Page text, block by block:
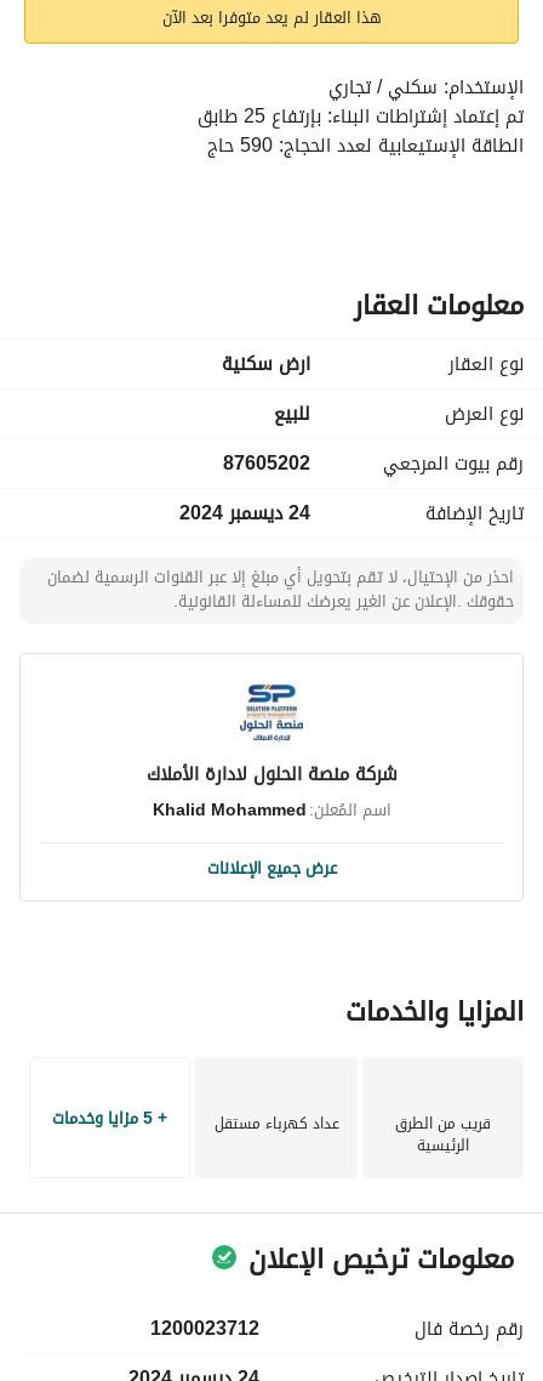
هذا العقار لم يعد متوفرا بعد الآن
الإستخدام: سكني / تجاري
تم إعتماد إشتراطات البناء: بإرتفاع 25 طابق
الطاقة الإستيعابية لعدد الحجاج: 590 حاج
سعر المتر المطلوب: 15 ألف و999 ريال
السعر قابل للتفاوض بالمعقول للمهتمين الجادين
معلومات العقار
نوع العقار
ارض سكنية
نوع العرض
للبيع
رقم بيوت المرجعي
87605202
تاريخ الإضافة
24 ديسمبر 2024
احذر من الإحتيال، لا تقم بتحويل أي مبلغ إلا عبر القنوات الرسمية لضمان
حقوقك .الإعلان عن الغير يعرضك للمساءلة القانونية.
شركة منصة الحلول لادارة الأملاك
اسم المُعلن:Khalid Mohammed
عرض جميع الإعلانات
المزايا والخدمات
قريب من الطرق
الرئيسية
عداد كهرباء مستقل + 5 مزايا وخدمات
معلومات ترخيص الإعلان
رقم رخصة فال
1200023712